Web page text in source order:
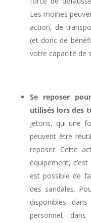
Les moines
action, de
(et donc de
votre capacité de
Se reposer
utilisés lors des
jetons, qui une
peuvent être
reposer. Cette
équipement,
est possible de
des sandales.
disponibles
personnel,